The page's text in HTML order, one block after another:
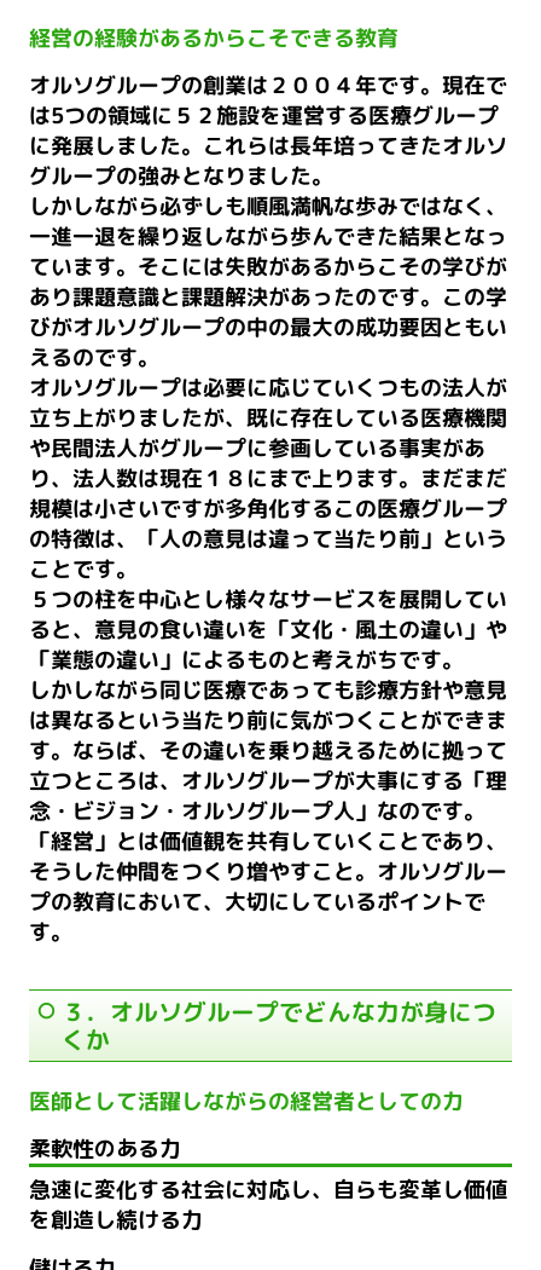
経営の経験があるからこそできる教育
オルソグループの創業は２００４年です。現在で
は5つの領域に５２施設を運営する医療グループ
に発展しました。これらは長年培ってきたオルソ
グループの強みとなりました。
しかしながら必ずしも順風満帆な歩みではなく、
一進一退を繰り返しながら歩んできた結果となっ
ています。そこには失敗があるからこその学びが
あり課題意識と課題解決があったのです。この学
びがオルソグループの中の最大の成功要因ともい
えるのです。
オルソグループは必要に応じていくつもの法人が
立ち上がりましたが、既に存在している医療機関
や民間法人がグループに参画している事実があ
り、法人数は現在１８にまで上ります。まだまだ
規模は小さいですが多角化するこの医療グループ
の特徴は、「人の意見は違って当たり前」という
ことです。
５つの柱を中心とし様々なサービスを展開してい
ると、意見の食い違いを「文化・風土の違い」や
「業態の違い」によるものと考えがちです。
しかしながら同じ医療であっても診療方針や意見
は異なるという当たり前に気がつくことができま
す。ならば、その違いを乗り越えるために拠って
立つところは、オルソグループが大事にする「理
念・ビジョン・オルソグループ人」なのです。
「経営」とは価値観を共有していくことであり、
そうした仲間をつくり増やすこと。オルソグルー
プの教育において、大切にしているポイントで
す。
３．オルソグループでどんな力が身につ
くか
医師として活躍しながらの経営者としての力
柔軟性のある力
急速に変化する社会に対応し、自らも変革し価値
を創造し続ける力